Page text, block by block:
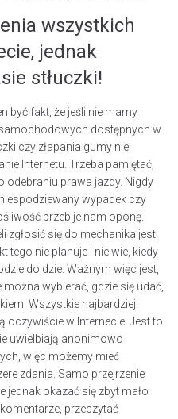
wszystkich
jednak
stłuczki!
być fakt, że jeśli nie mamy
dostępnych w
czy złapania gumy nie
Internetu. Trzeba pamiętać,
prawa jazdy. Nigdy
wypadek czy
przebije nam oponę.
zgłosić się do mechanika jest
tego nie planuje i nie wie, kiedy
dojdzie. Ważnym więc jest,
wybierać, gdzie się udać,
Wszystkie najbardziej
oczywiście w Internecie. Jest to
uwielbiają anonimowo
więc możemy mieć
zdania. Samo przejrzenie
jednak okazać się zbyt mało
przeczytać